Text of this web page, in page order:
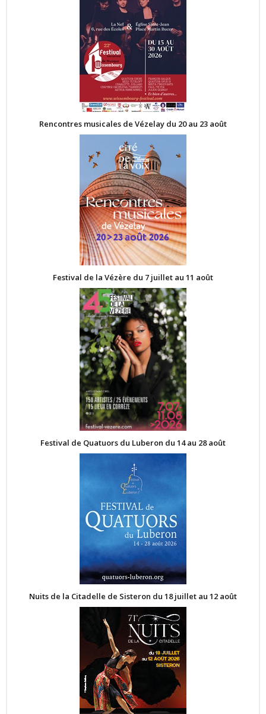
Rencontres musicales de Vézelay du 20 au 23 août
Festival de la Vézère du 7 juillet au 11 août
Festival de Quatuors du Luberon du 14 au 28 août
Nuits de la Citadelle de Sisteron du 18 juillet au 12 août